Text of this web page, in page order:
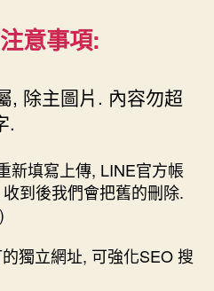
意事項:
, 除主圖片. 內容勿超
.
新填寫上傳, LINE官方帳
到後我們會把舊的刪除.
獨立網址, 可強化SEO 搜